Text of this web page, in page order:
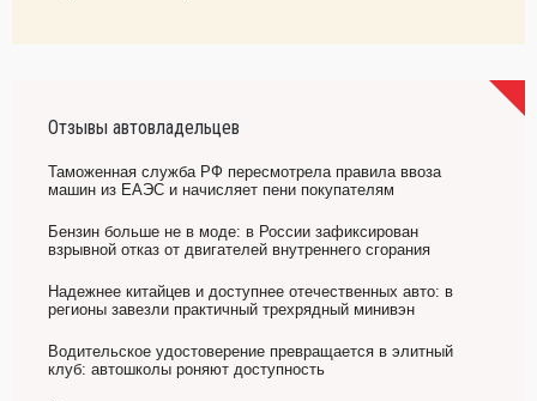
Отзывы автовладельцев
Таможенная служба РФ пересмотрела правила ввоза
машин из ЕАЭС и начисляет пени покупателям
Бензин больше не в моде: в России зафиксирован
взрывной отказ от двигателей внутреннего сгорания
Надежнее китайцев и доступнее отечественных авто: в
регионы завезли практичный трехрядный минивэн
Водительское удостоверение превращается в элитный
клуб: автошколы роняют доступность